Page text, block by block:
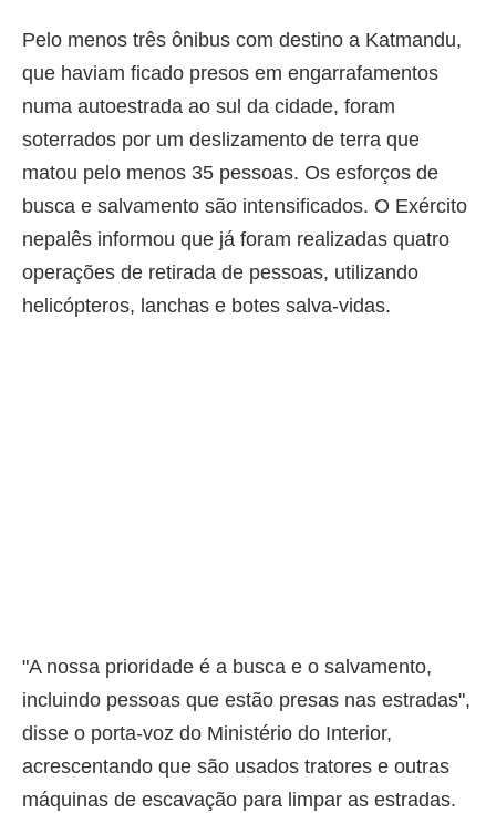
Pelo menos três ônibus com destino a Katmandu,
que haviam ficado presos em engarrafamentos
numa autoestrada ao sul da cidade, foram
soterrados por um deslizamento de terra que
matou pelo menos 35 pessoas. Os esforços de
busca e salvamento são intensificados. O Exército
nepalês informou que já foram realizadas quatro
operações de retirada de pessoas, utilizando
helicópteros, lanchas e botes salva-vidas.
"A nossa prioridade é a busca e o salvamento,
incluindo pessoas que estão presas nas estradas",
disse o porta-voz do Ministério do Interior,
acrescentando que são usados tratores e outras
máquinas de escavação para limpar as estradas.